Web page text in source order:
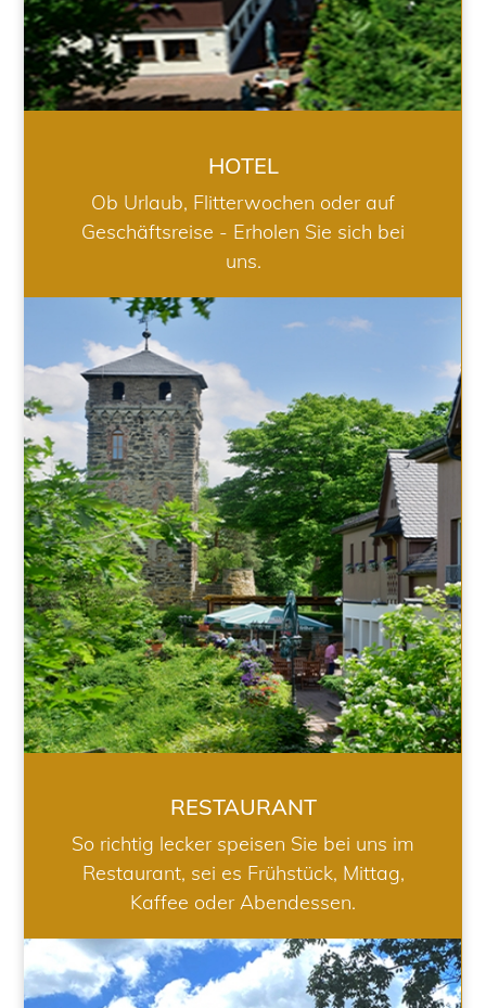
HOTEL
Ob Urlaub, Flitterwochen oder auf
Geschäftsreise - Erholen Sie sich bei
uns.
RESTAURANT
RESTAURANT
So richtig lecker speisen Sie bei uns im
Restaurant, sei es Frühstück, Mittag,
Kaffee oder Abendessen.